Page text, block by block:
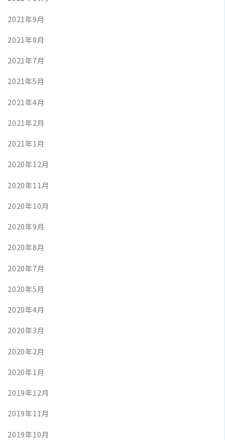
2021年9月
2021年8月
2021年7月
2021年5月
2021年4月
2021年2月
2021年1月
2020年12月
2020年11月
2020年10月
2020年9月
2020年8月
2020年7月
2020年5月
2020年4月
2020年3月
2020年2月
2020年1月
2019年12月
2019年11月
2019年10月